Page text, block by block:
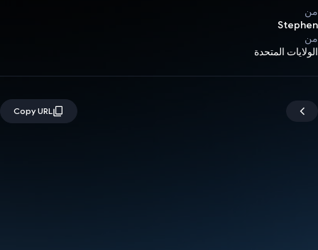
من
Stephen
من
الولايات المتحدة